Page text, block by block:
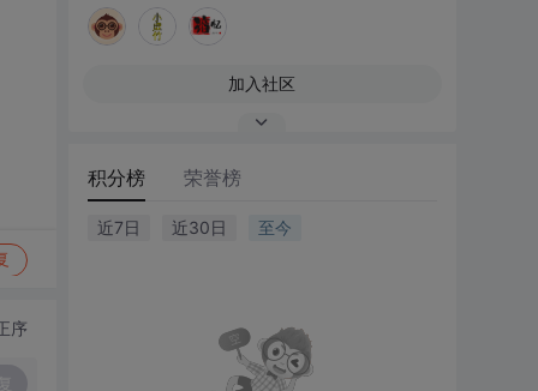
序
加入社区
积分榜 荣誉榜
近7日 近30日 至今